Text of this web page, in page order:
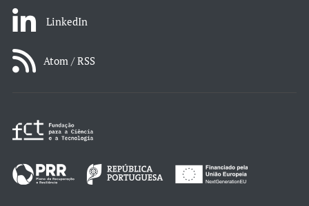
LinkedIn
Atom / RSS